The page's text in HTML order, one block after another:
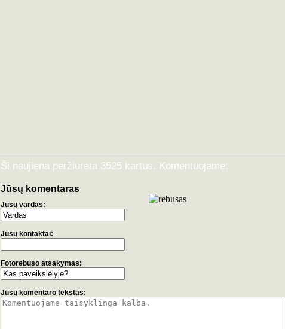
Ši naujiena peržiūrėta 3525 kartus. Komentuojame:
Jūsų komentaras
Jūsų vardas:
Jūsų kontaktai:
Fotorebuso atsakymas:
Jūsų komentaro tekstas: